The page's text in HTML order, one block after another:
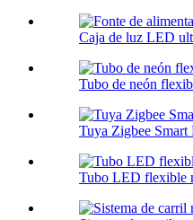
Caja de luz LED
Tubo de neón
Tuya Zigbee
Tubo LED flexible